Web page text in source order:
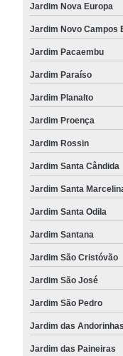
Jardim Nova Europa
Jardim Novo Campos
Jardim Pacaembu
Jardim Paraíso
Jardim Planalto
Jardim Proença
Jardim Rossin
Jardim Santa Cândida
Jardim Santa
Jardim Santa Odila
Jardim Santana
Jardim São Cristóvão
Jardim São José
Jardim São Pedro
Jardim das Andorinhas
Jardim das Paineiras